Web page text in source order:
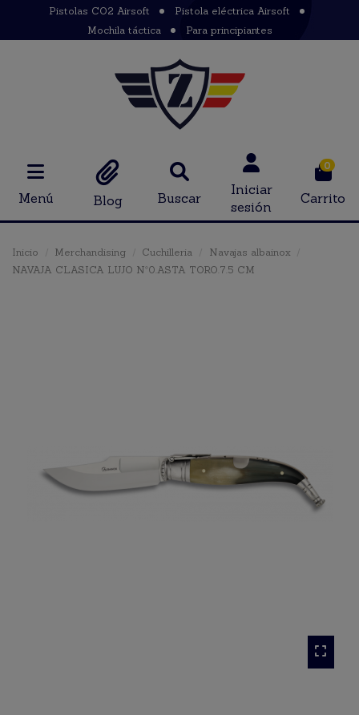
Pistolas CO2 Airsoft
Pistola eléctrica Airsoft
Mochila táctica
Para principiantes
Menú Blog Buscar
Iniciar
sesión
0
Carrito
Inicio Merchandising Cuchilleria
Navajas albainox
NAVAJA CLASICA LUJO Nº0.ASTA TORO.7.5 CM